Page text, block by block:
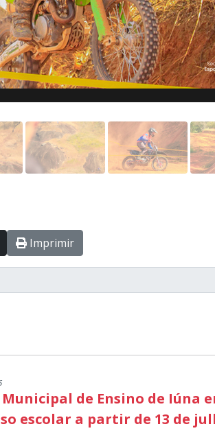
Imprimir
Municipal de Ensino de Iúna
escolar a partir de 13 de